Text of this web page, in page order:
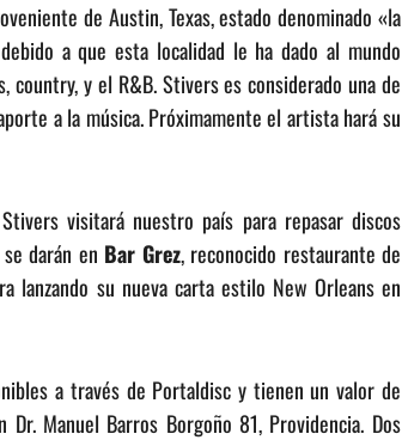
de Austin, Texas, estado denominado «la
a que esta localidad le ha dado al mundo
y el R&B. Stivers es considerado una de
a la música. Próximamente el artista hará su
visitará nuestro país para repasar discos
darán en Bar Grez, reconocido restaurante de
lanzando su nueva carta estilo New Orleans en
a través de Portaldisc y tienen un valor de
Manuel Barros Borgoño 81, Providencia. Dos